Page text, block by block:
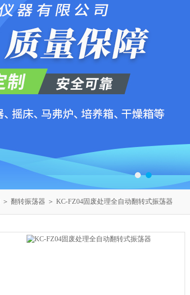
＞ 翻转振荡器 ＞ KC-FZ04固废处理全自动翻转式振荡器